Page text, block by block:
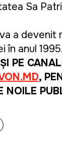
Sa
a devenit
în anul 1995.
PE
,
NOILE